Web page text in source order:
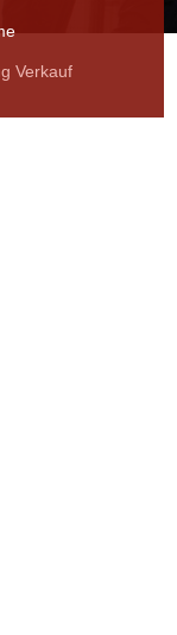
Verkauf